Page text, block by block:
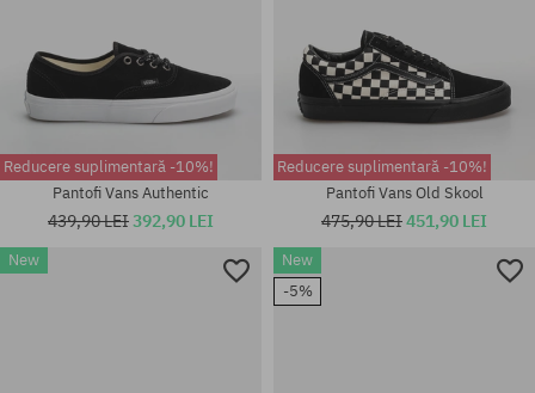
Mărimi existente:
40.5; 41; 42; 42.5; 43; 44; 44.5;
45; 46; 47
Reducere suplimentară -10%!
Pantofi Vans Authentic
439,90 LEI392,90 LEI
Reducere suplimentară -10%!
Pantofi Vans Old Skool
475,90 LEI451,90 LEI
New
New
-5%